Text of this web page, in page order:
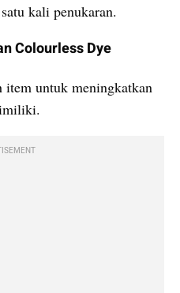
kali penukaran.
Colourless Dye
untuk meningkatkan